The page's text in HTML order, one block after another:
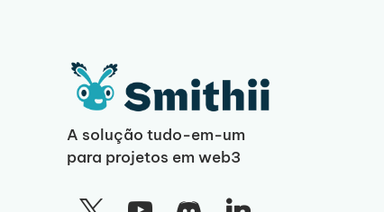
A solução tudo-em-um
para projetos em web3